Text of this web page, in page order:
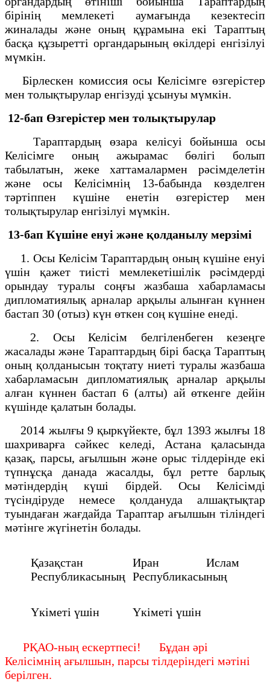
бірінің мемлекеті аумағында кезектесіп
жиналады және оның құрамына екі Тараптың
басқа құзыретті органдарының өкілдері енгізілуі
мүмкін.
Бірлескен комиссия осы Келісімге өзгерістер
мен толықтырулар енгізуді ұсынуы мүмкін.
12-бап Өзгерістер мен толықтырулар
Тараптардың өзара келісуі бойынша осы
Келісімге оның ажырамас бөлігі болып
табылатын, жеке хаттамалармен рәсімделетін
және осы Келісімнің 13-бабында көзделген
тәртіппен күшіне енетін өзгерістер мен
толықтырулар енгізілуі мүмкін.
13-бап Күшіне енуі және қолданылу мерзімі
1. Осы Келісім Тараптардың оның күшіне енуі
үшін қажет тиісті мемлекетішілік рәсімдерді
орындау туралы соңғы жазбаша хабарламасы
дипломатиялық арналар арқылы алынған күннен
бастап 30 (отыз) күн өткен соң күшіне енеді.
2. Осы Келісім белгіленбеген кезеңге
жасалады және Тараптардың бірі басқа Тараптың
оның қолданысын тоқтату ниеті туралы жазбаша
хабарламасын дипломатиялық арналар арқылы
алған күннен бастап 6 (алты) ай өткенге дейін
күшінде қалатын болады.
2014 жылғы 9 қыркүйекте, бұл 1393 жылғы 18
шахриварға сәйкес келеді, Астана қаласында
қазақ, парсы, ағылшын және орыс тілдерінде екі
түпнұсқа данада жасалды, бұл ретте барлық
мәтіндердің күші бірдей. Осы Келісімді
түсіндіруде немесе қолдануда алшақтықтар
туындаған жағдайда Тараптар ағылшын тіліндегі
мәтінге жүгінетін болады.
Қазақстан
Республикасының
Иран Ислам
Республикасының
Үкіметі үшін Үкіметі үшін
РҚАО-ның ескертпесі! Бұдан әрі
Келісімнің ағылшын, парсы тілдеріндегі мәтіні
берілген.